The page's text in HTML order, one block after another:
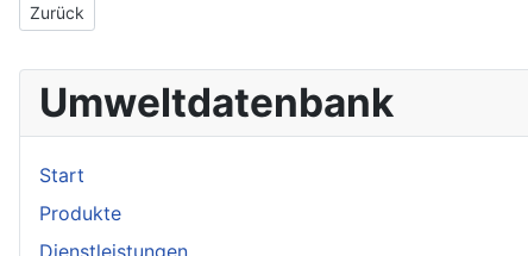
Vorheriger Beitrag: Dilly, Dr. Peter
Zurück
Umweltdatenbank
Start
Produkte